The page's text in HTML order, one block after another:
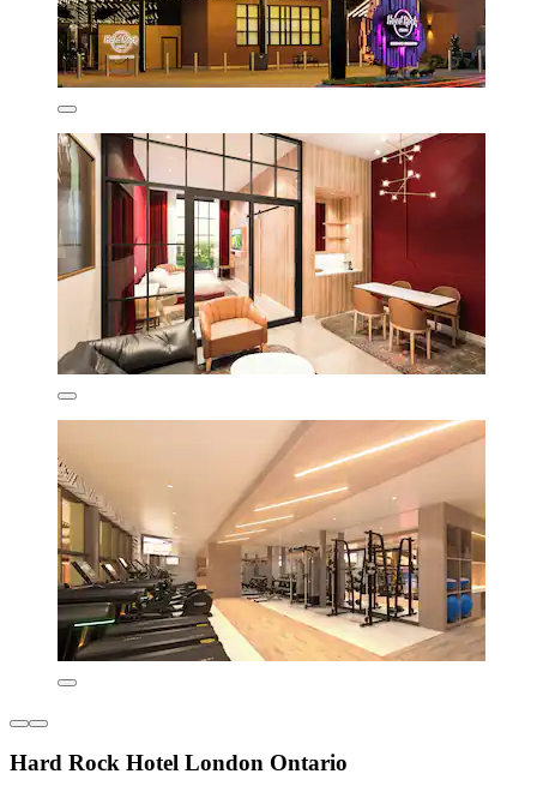
Hard Rock Hotel London Ontario